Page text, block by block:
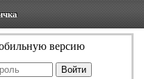
версию